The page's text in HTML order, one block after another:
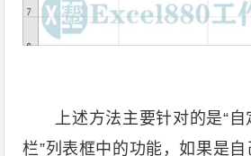
上述方法主要针对的是“
栏”列表框中的功能，如果是